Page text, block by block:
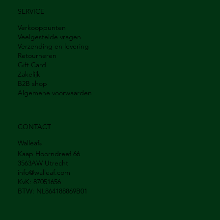
SERVICE
Verkooppunten
Veelgestelde vragen
Verzending en levering
Retourneren
Gift Card
Zakelijk
B2B shop
Algemene voorwaarden
CONTACT
Walleaf
Kaap Hoorndreef 66
3563AW Utrecht
info@walleaf.com
KvK: 87051656
BTW: NL864188869B01